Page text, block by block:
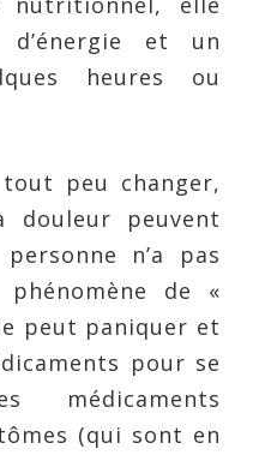
et un
heures ou
peu changer,
douleur peuvent
n’a pas
de «
peut paniquer et
pour se
médicaments
(qui sont en